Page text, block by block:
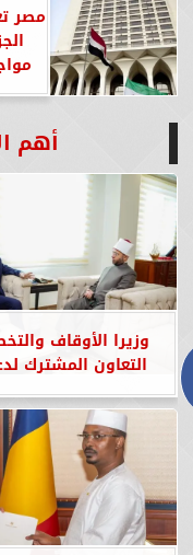
مصر
أهم
وزيرا الأوقاف
التعاون المشترك